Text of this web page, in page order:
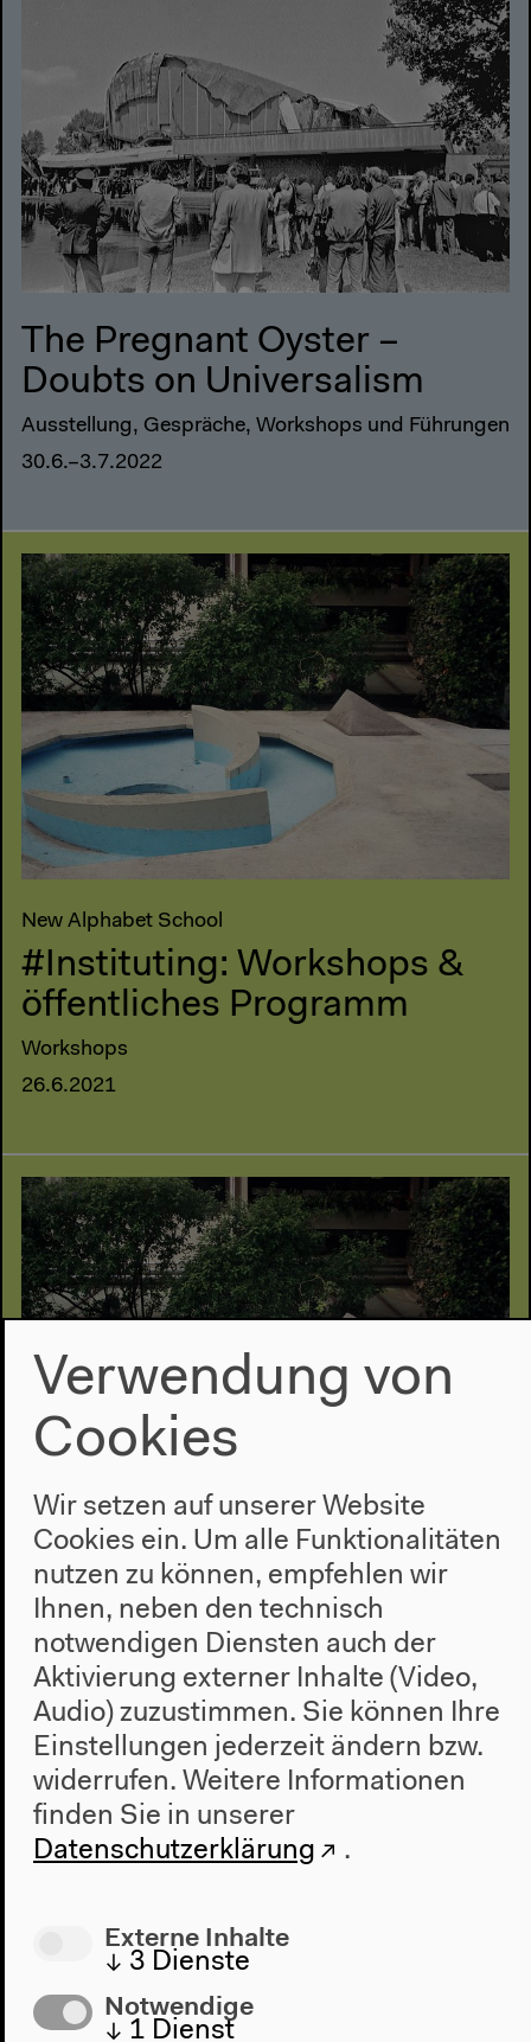
The Pregnant Oyster –
Doubts on Universalism
Ausstellung, Gespräche, Workshops und Führungen
30.6.–3.7.2022
New Alphabet School
#Instituting: Workshops &
öffentliches Programm
Workshops
26.6.2021
New Alphabet School
#Instituting: Workshops &
öffentliches Programm
25.6.2021
Alle Veranstaltungen
Verwendung von
Cookies
Wir setzen auf unserer Website
Cookies ein. Um alle Funktionalitäten
nutzen zu können, empfehlen wir
Ihnen, neben den technisch
notwendigen Diensten auch der
Aktivierung externer Inhalte (Video,
Audio) zuzustimmen. Sie können Ihre
Einstellungen jederzeit ändern bzw.
widerrufen. Weitere Informationen
finden Sie in unserer
Datenschutzerklärung
.
Externe Inhalte
↓ 3 Dienste
Notwendige
↓ 1 Dienst